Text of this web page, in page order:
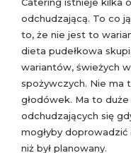
odchudzającą. To co
to, że nie jest to
dieta pudełkowa
wariantów, świeżych
spożywczych. Nie ma
głodówek. Ma to
odchudzających się
mogłyby
niż był planowany.